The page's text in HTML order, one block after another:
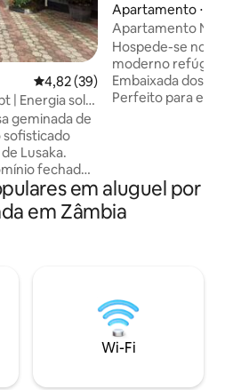
4,82 de uma avaliação média
4,82 (39)
| Energia solar
geminada de
sofisticado
Lusaka.
fechado
eletrificada e
7 dias por
solar, um
pequena
de carros
Opção
médicos,
Apartamento ⋅
Apartamento
2Quarto Haven
Hospede-se no
moderno refúgio
Embaixada dos
Perfeito para
de lavar louça,
energia de
reserva e
seu lar longe de
em aluguel por
em Zâmbia
Wi-Fi